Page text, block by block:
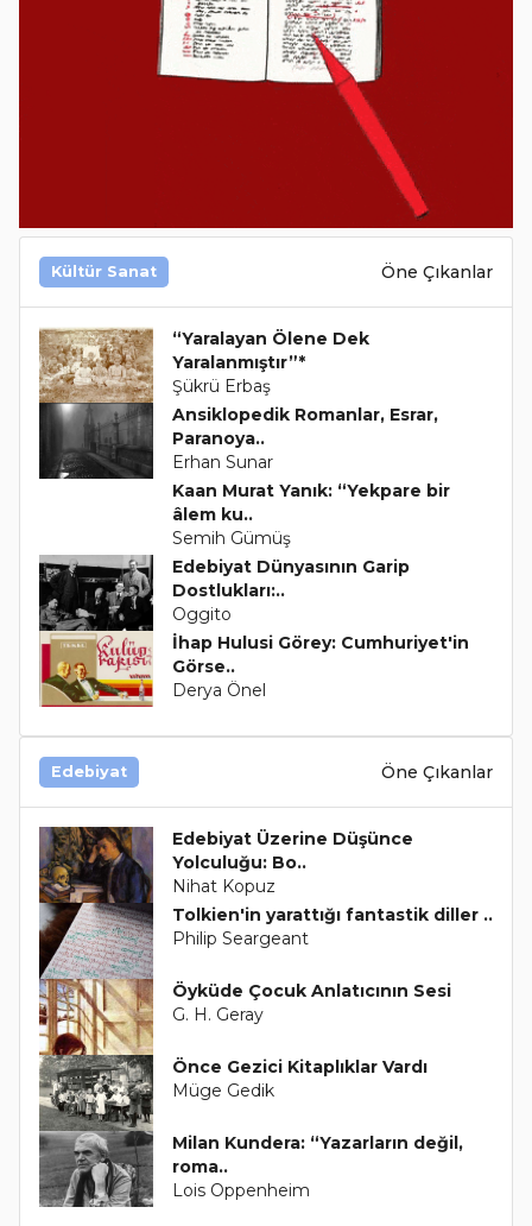
Kültür Sanat Öne Çıkanlar
“Yaralayan Ölene Dek
Yaralanmıştır”*
Şükrü Erbaş
Ansiklopedik Romanlar, Esrar,
Paranoya..
Erhan Sunar
Kaan Murat Yanık: “Yekpare bir
âlem ku..
Semih Gümüş
Edebiyat Dünyasının Garip
Dostlukları:..
Oggito
İhap Hulusi Görey: Cumhuriyet'in
Görse..
Derya Önel
Edebiyat Öne Çıkanlar
Edebiyat Üzerine Düşünce
Yolculuğu: Bo..
Nihat Kopuz
Tolkien'in yarattığı fantastik diller ..
Philip Seargeant
Öyküde Çocuk Anlatıcının Sesi
G. H. Geray
Önce Gezici Kitaplıklar Vardı
Müge Gedik
Milan Kundera: “Yazarların değil,
roma..
Lois Oppenheim